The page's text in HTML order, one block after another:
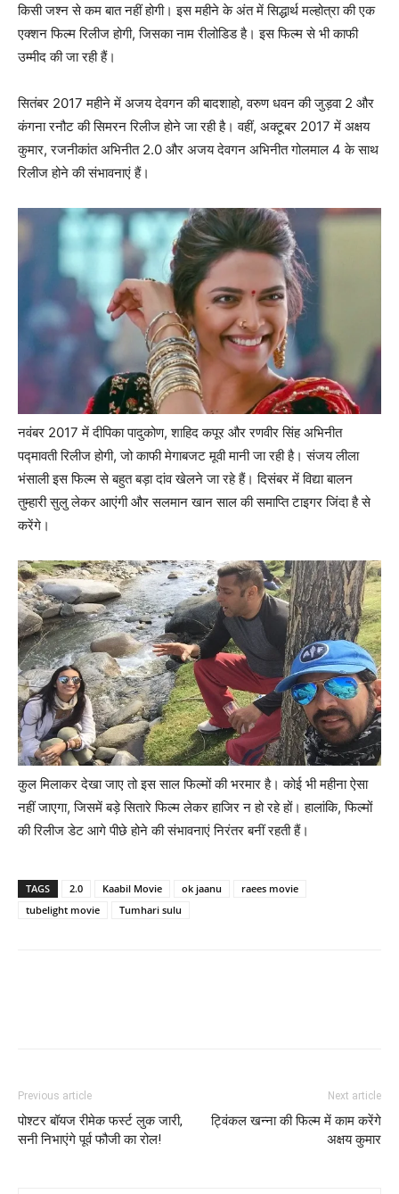
किसी जश्‍न से कम बात नहीं होगी। इस महीने के अंत में सिद्धार्थ मल्‍होत्रा की एक
एक्‍शन फिल्‍म रिलीज होगी, जिसका नाम रीलोडिड है। इस फिल्‍म से भी काफी
उम्‍मीद की जा रही हैं।
सितंबर 2017 महीने में अजय देवगन की बादशाहो, वरुण धवन की जुड़वा 2 और
कंगना रनौट की सिमरन रिलीज होने जा रही है। वहीं, अक्‍टूबर 2017 में अक्षय
कुमार, रजनीकांत अभिनीत 2.0 और अजय देवगन अभिनीत गोलमाल 4 के साथ
रिलीज होने की संभावनाएं हैं।
नवंबर 2017 में दीपिका पादुकोण, शाहिद कपूर और रणवीर सिंह अभिनीत
पद्मावती रिलीज होगी, जो काफी मेगाबजट मूवी मानी जा रही है। संजय लीला
भंसाली इस फिल्‍म से बहुत बड़ा दांव खेलने जा रहे हैं। दिसंबर में विद्या बालन
तुम्‍हारी सुलु लेकर आएंगी और सलमान खान साल की समाप्‍ति टाइगर जिंदा है से
करेंगे।
कुल मिलाकर देखा जाए तो इस साल फिल्‍मों की भरमार है। कोई भी महीना ऐसा
नहीं जाएगा, जिसमें बड़े सितारे फिल्‍म लेकर हाजिर न हो रहे हों। हालांकि, फिल्‍मों
की रिलीज डेट आगे पीछे होने की संभावनाएं निरंतर बनीं रहती हैं।
TAGS 2.0 Kaabil Movie ok jaanu
raees movie
tubelight movie
Tumhari sulu
Previous article
पोश्‍टर बॉयज रीमेक फर्स्‍ट लुक जारी,
सनी निभाएंगे पूर्व फौजी का रोल!
Next article
ट्विंकल खन्‍ना की फिल्‍म में काम करेंगे
अक्षय कुमार